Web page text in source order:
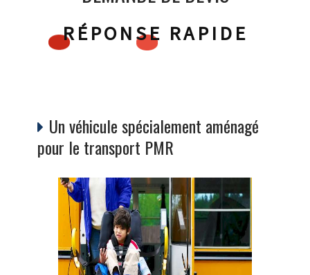
RÉPONSE RAPIDE
Un véhicule spécialement aménagé
pour le transport PMR